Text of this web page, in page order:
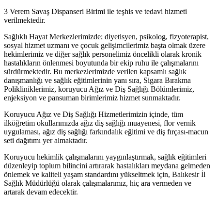
3 Verem Savaş Dispanseri Birimi ile teşhis ve tedavi hizmeti
verilmektedir.
Sağlıklı Hayat Merkezlerimizde; diyetisyen, psikolog, fizyoterapist,
sosyal hizmet uzmanı ve çocuk gelişimcilerimiz başta olmak üzere
hekimlerimiz ve diğer sağlık personelimiz öncelikli olarak kronik
hastalıkların önlenmesi boyutunda bir ekip ruhu ile çalışmalarını
sürdürmektedir. Bu merkezlerimizde verilen kapsamlı sağlık
danışmanlığı ve sağlık eğitimlerinin yanı sıra, Sigara Bırakma
Polikliniklerimiz, koruyucu Ağız ve Diş Sağlığı Bölümlerimiz,
enjeksiyon ve pansuman birimlerimiz hizmet sunmaktadır.
Koruyucu Ağız ve Diş Sağlığı Hizmetlerimizin içinde, tüm
ilköğretim okullarımızda ağız diş sağlığı muayenesi, flor vernik
uygulaması, ağız diş sağlığı farkındalık eğitimi ve diş fırçası-macun
seti dağıtımı yer almaktadır.
Koruyucu hekimlik çalışmalarını yaygınlaştırmak, sağlık eğitimleri
düzenleyip toplum bilincini artırarak hastalıkları meydana gelmeden
önlemek ve kaliteli yaşam standardını yükseltmek için, Balıkesir İl
Sağlık Müdürlüğü olarak çalışmalarımız, hiç ara vermeden ve
artarak devam edecektir.